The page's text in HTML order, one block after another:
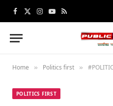
Facebook
X
Instagram
YouTube
RSS
Home » Politics first » #POLITICS FIRST |
POLITICS FIRST